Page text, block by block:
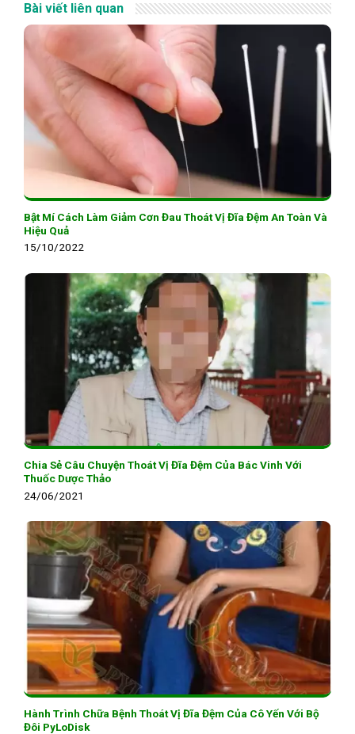
Bài viết liên quan
Bật Mí Cách Làm Giảm Cơn Đau Thoát Vị Đĩa Đệm An Toàn Và
Hiệu Quả
15/10/2022
Chia Sẻ Câu Chuyện Thoát Vị Đĩa Đệm Của Bác Vinh Với
Thuốc Dược Thảo
24/06/2021
Hành Trình Chữa Bệnh Thoát Vị Đĩa Đệm Của Cô Yến Với Bộ
Đôi PyLoDisk